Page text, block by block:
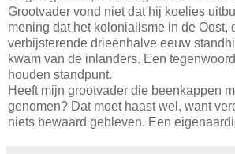
Grootvader vond niet dat hij koelies
mening dat het kolonialisme in de Oost,
verbijsterende drieënhalve eeuw
kwam van de inlanders. Een
houden standpunt.
Heeft mijn grootvader die beenkappen
genomen? Dat moet haast wel, want
niets bewaard gebleven. Een